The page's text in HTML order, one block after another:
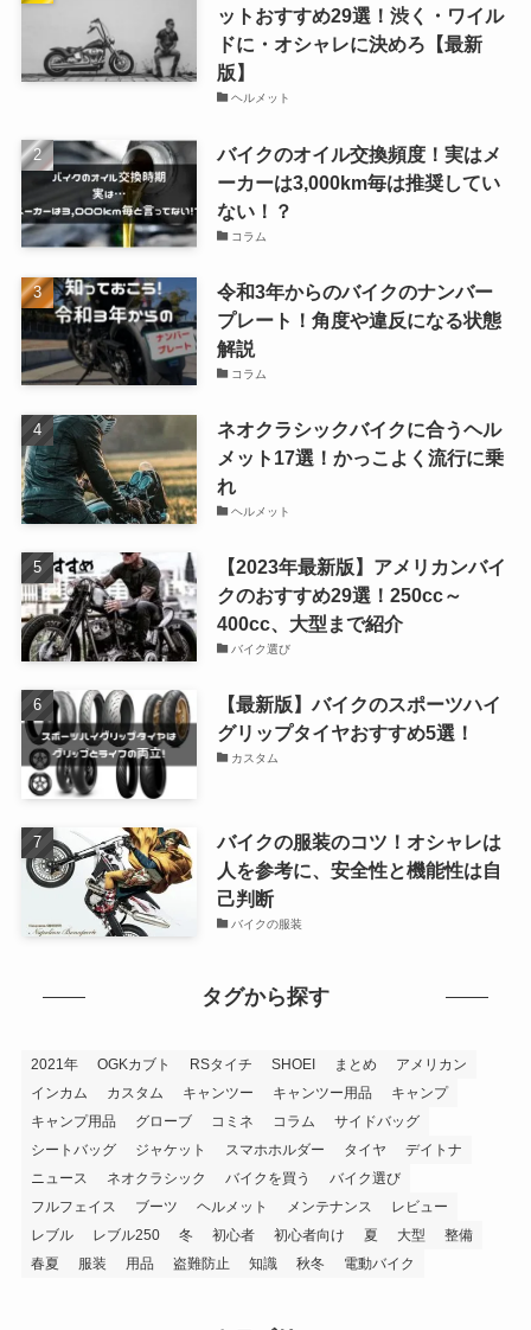
ットおすすめ29選！渋く・ワイル
ドに・オシャレに決めろ【最新
版】
ヘルメット
バイクのオイル交換頻度！実はメ
ーカーは3,000km毎は推奨してい
ない！？
コラム
令和3年からのバイクのナンバー
プレート！角度や違反になる状態
解説
コラム
ネオクラシックバイクに合うヘル
メット17選！かっこよく流行に乗
れ
ヘルメット
【2023年最新版】アメリカンバイ
クのおすすめ29選！250cc～
400cc、大型まで紹介
バイク選び
【最新版】バイクのスポーツハイ
グリップタイヤおすすめ5選！
カスタム
バイクの服装のコツ！オシャレは
人を参考に、安全性と機能性は自
己判断
バイクの服装
タグから探す
2021年 OGKカブト RSタイチ SHOEI まとめ
アメリカン
インカム
カスタム キャンツー キャンツー用品
キャンプ
キャンプ用品
グローブ コミネ コラム
サイドバッグ
シートバッグ
ジャケット スマホホルダー タイヤ
デイトナ
ニュース
ネオクラシック バイクを買う
バイク選び
フルフェイス
ブーツ ヘルメット メンテナンス
レビュー
レブル
レブル250 冬 初心者 初心者向け 夏 大型
整備
春夏
服装 用品 盗難防止 知識 秋冬 電動バイク